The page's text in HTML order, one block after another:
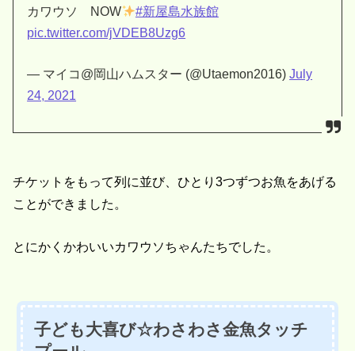
カワウソ NOW
#新屋島水族館
pic.twitter.com/jVDEB8Uzg6
— マイコ@岡山ハムスター (@Utaemon2016)July
24, 2021
チケットをもって列に並び、ひとり3つずつお魚をあげる
ことができました。
とにかくかわいいカワウソちゃんたちでした。
子ども大喜び☆わさわさ金魚タッチ